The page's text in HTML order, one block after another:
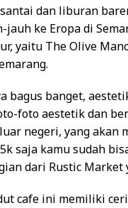
dan liburan
jauh ke Eropa di
yaitu The Olive
bagus banget,
foto aestetik dan
negeri, yang akan
saja kamu sudah
dari Rustic Market
cafe ini memiliki